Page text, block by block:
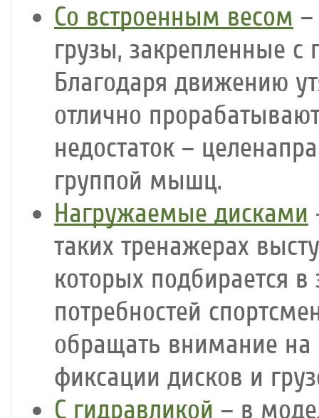
Со встроенным весом
грузы, закрепленные
Благодаря движению
отлично
недостаток –
группой мышц.
Нагружаемые дисками
таких тренажерах
которых подбирается
потребностей
обращать внимание на
фиксации дисков и
С гидравликой – в